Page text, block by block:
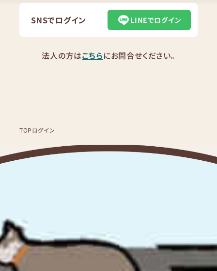
SNSでログイン LINEでログイン
法人の方はこちらにお問合せください。
TOPログイン